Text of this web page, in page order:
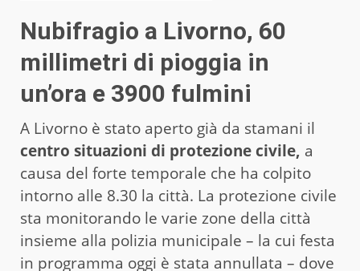
Nubifragio a Livorno, 60
millimetri di pioggia in
un’ora e 3900 fulmini
A Livorno è stato aperto già da stamani il
centro situazioni di protezione civile, a
causa del forte temporale che ha colpito
intorno alle 8.30 la città. La protezione civile
sta monitorando le varie zone della città
insieme alla polizia municipale – la cui festa
in programma oggi è stata annullata – dove